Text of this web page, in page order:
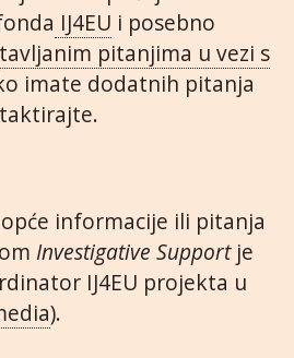
IJ4EU i posebno
pitanjima u vezi s
imate dodatnih pitanja
informacije ili pitanja
Investigative Supportje
IJ4EU projekta u
).